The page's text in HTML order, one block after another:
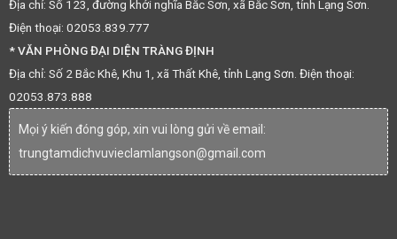
Địa chỉ: Số 123, đường khởi nghĩa Bắc Sơn, xã Bắc Sơn, tỉnh Lạng Sơn.
Điện thoại: 02053.839.777
* VĂN PHÒNG ĐẠI DIỆN TRÀNG ĐỊNH
Địa chỉ: Số 2 Bắc Khê, Khu 1, xã Thất Khê, tỉnh Lạng Sơn. Điện thoại:
02053.873.888
Mọi ý kiến đóng góp, xin vui lòng gửi về email:
trungtamdichvuvieclamlangson@gmail.com